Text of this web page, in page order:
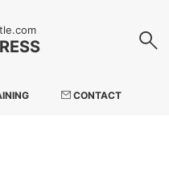
CONTACT